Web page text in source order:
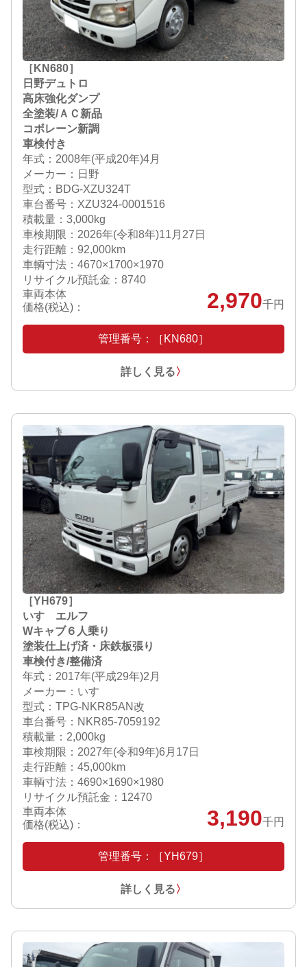
［KN680］
日野デュトロ
高床強化ダンプ
全塗装/ＡＣ新品
コボレーン新調
車検付き
年式：2008年(平成20年)4月
メーカー：日野
型式：BDG-XZU324T
車台番号：XZU324-0001516
積載量：3,000kg
車検期限： 2026年(令和8年)11月27日
走行距離：92,000km
車輌寸法：4670×1700×1970
リサイクル預託金：8740
車両本体
価格(税込)：
2,970千円
管理番号：［KN680］
詳しく見る〉
［YH679］
いすゞエルフ
Wキャブ６人乗り
塗装仕上げ済・床鉄板張り
車検付き/整備済
年式：2017年(平成29年)2月
メーカー：いすゞ
型式：TPG-NKR85AN改
車台番号：NKR85-7059192
積載量：2,000kg
車検期限： 2027年(令和9年)6月17日
走行距離：45,000km
車輌寸法：4690×1690×1980
リサイクル預託金：12470
車両本体
価格(税込)：
3,190千円
管理番号：［YH679］
詳しく見る〉